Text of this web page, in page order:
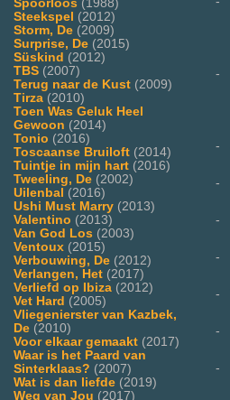
Spoorloos (1988)
Steekspel (2012)
Storm, De (2009)
Surprise, De (2015)
Süskind (2012)
TBS (2007)
Terug naar de Kust (2009)
Tirza (2010)
Toen Was Geluk Heel
Gewoon (2014)
Tonio (2016)
Toscaanse Bruiloft (2014)
Tuintje in mijn hart (2016)
Tweeling, De (2002)
Uilenbal (2016)
Ushi Must Marry (2013)
Valentino (2013)
Van God Los (2003)
Ventoux (2015)
Verbouwing, De (2012)
Verlangen, Het (2017)
Verliefd op Ibiza (2012)
Vet Hard (2005)
Vliegenierster van Kazbek,
De (2010)
Voor elkaar gemaakt (2017)
Waar is het Paard van
Sinterklaas? (2007)
Wat is dan liefde (2019)
Weg van Jou (2017)
-
-
-
-
-
-
-
-